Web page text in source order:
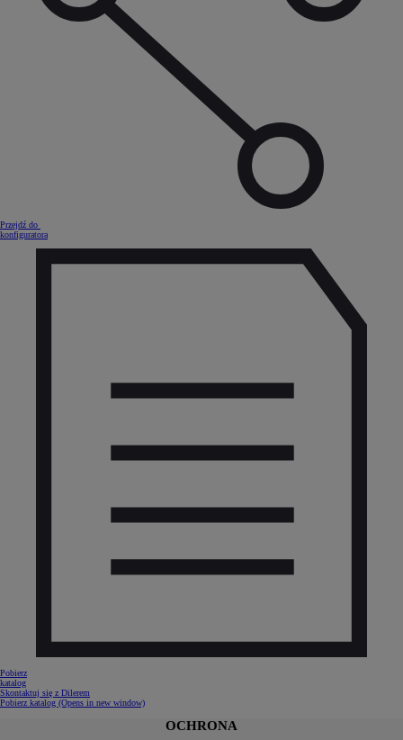
Przejdź do
konfiguratora
Pobierz
katalog
Skontaktuj się z Dilerem
Pobierz katalog (Opens in new window)
OCHRONA